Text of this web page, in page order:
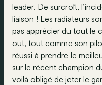
leader. De surcroît,
liaison ! Les radiateurs
pas apprécier du tout le
out, tout comme son
réussi à prendre le
sur le récent champion
voilà obligé de jeter le